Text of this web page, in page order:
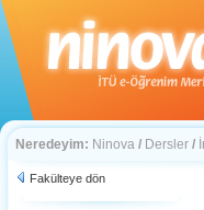
Neredeyim: Ninova / Dersler /
Fakülteye dön